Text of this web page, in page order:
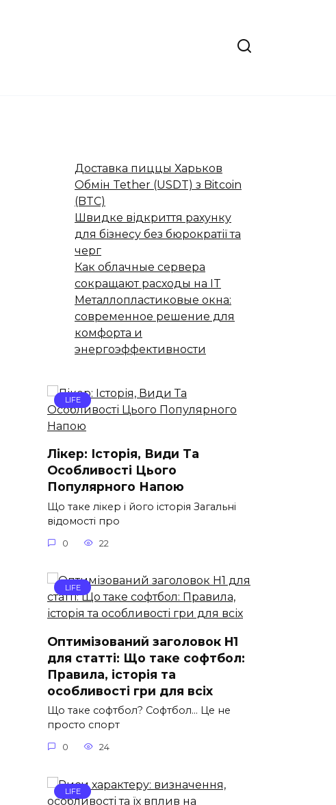
Доставка пиццы Харьков
Обмін Tether (USDT) з Bitcoin
(BTC)
Швидке відкриття рахунку
для бізнесу без бюрократії та
черг
Как облачные сервера
сокращают расходы на IT
Металлопластиковые окна:
современное решение для
комфорта и
энергоэффективности
LIFE
Лікер: Історія, Види Та
Особливості Цього
Популярного Напою
Що таке лікер і його історія Загальні
відомості про
0 22
LIFE
Оптимізований заголовок H1
для статті: Що таке софтбол:
Правила, історія та
особливості гри для всіх
Що таке софтбол? Софтбол… Це не
просто спорт
0 24
LIFE